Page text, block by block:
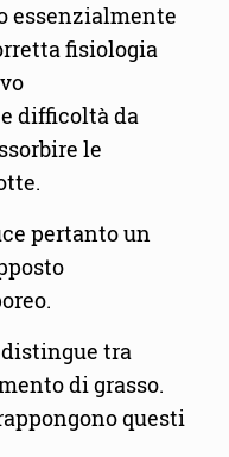
essenzialmente
fisiologia
difficoltà da
le
pertanto un
tra
di grasso.
questi